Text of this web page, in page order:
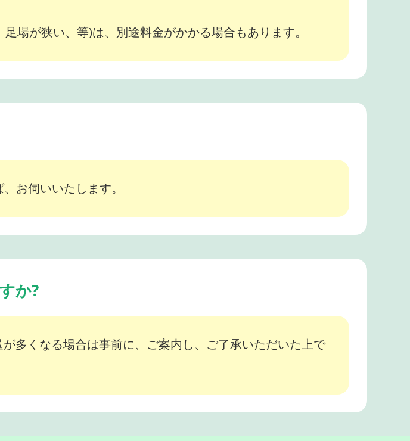
場が狭い、等)は、別途料金がかかる場合もあります。
お伺いいたします。
か?
多くなる場合は事前に、ご案内し、ご了承いただいた上で